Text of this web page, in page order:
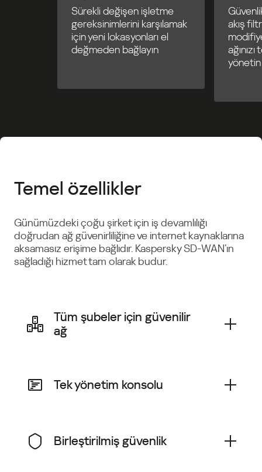
Sürekli değişen işletme
gereksinimlerini karşılamak
için yeni lokasyonları el
değmeden bağlayın
akış
yönetin
Temel özellikler
Günümüzdeki çoğu şirket için iş devamlılığı
doğrudan ağ güvenirliliğine ve internet kaynaklarına
aksamasız erişime bağlıdır. Kaspersky SD-WAN’ın
sağladığı hizmet tam olarak budur.
Tüm şubeler için güvenilir
ağ
sıra bağlantı işletme maliyetlerini de optimize
Tek yönetim konsolu
kuralları ve güvenlik ilkeleri belirleyin, hizmetler
için SLA’leri tanımlayın, sanal ağ işlevlerini
Birleştirilmiş güvenlik